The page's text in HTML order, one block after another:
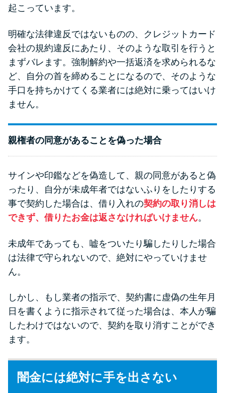
起こっています。
明確な法律違反ではないものの、クレジットカード
会社の規約違反にあたり、そのような取引を行うと
まずバレます。強制解約や一括返済を求められるな
ど、自分の首を締めることになるので、そのような
手口を持ちかけてくる業者には絶対に乗ってはいけ
ません。
親権者の同意があることを偽った場合
サインや印鑑などを偽造して、親の同意があると偽
ったり、自分が未成年者ではないふりをしたりする
事で契約した場合は、借り入れの契約の取り消しは
できず、借りたお金は返さなければいけません。
未成年であっても、嘘をついたり騙したりした場合
は法律で守られないので、絶対にやっていけませ
ん。
しかし、もし業者の指示で、契約書に虚偽の生年月
日を書くように指示されて従った場合は、本人が騙
したわけではないので、契約を取り消すことができ
ます。
闇金には絶対に手を出さない